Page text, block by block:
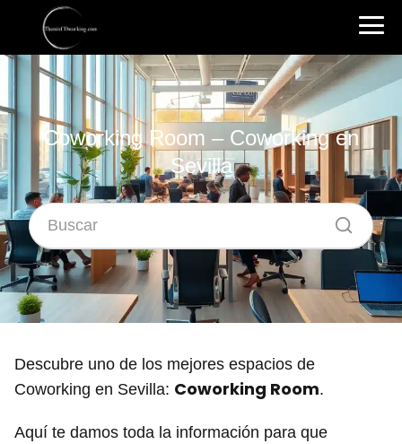
Coworking Room – Coworking en
Sevilla
Descubre uno de los mejores espacios de
Coworking en Sevilla: Coworking Room.
Aquí te damos toda la información para que